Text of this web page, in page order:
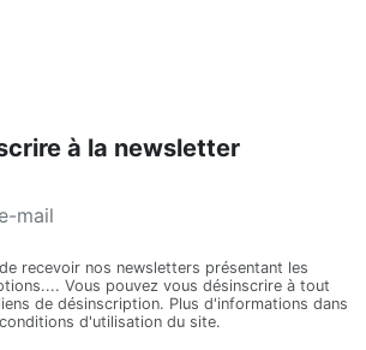
à la newsletter
recevoir nos newsletters présentant les
Vous pouvez vous désinscrire à tout
de désinscription. Plus d'informations dans
d'utilisation du site.